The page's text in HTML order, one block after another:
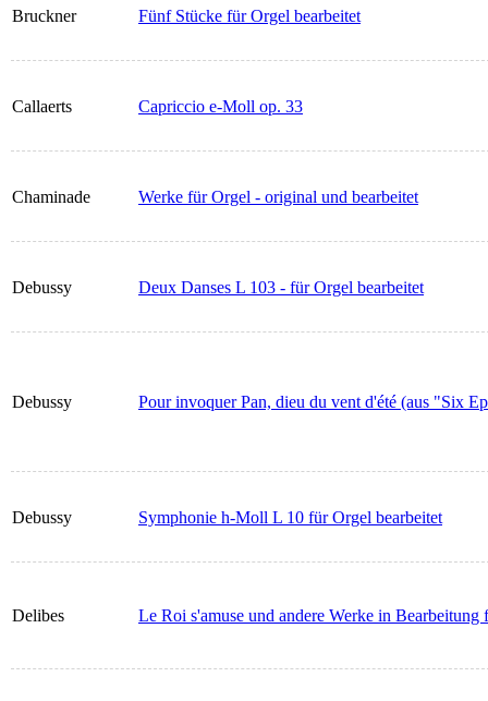
Bruckner Fünf Stücke für Orgel bearbeitet
Callaerts Capriccio e-Moll op. 33
Chaminade Werke für Orgel - original und bearbeitet
Debussy Deux Danses L 103 - für Orgel bearbeitet
Debussy Pour invoquer Pan, dieu du vent d'été (aus "Six
Debussy Symphonie h-Moll L 10 für Orgel bearbeitet
Delibes Le Roi s'amuse und andere Werke in Bearbeitung